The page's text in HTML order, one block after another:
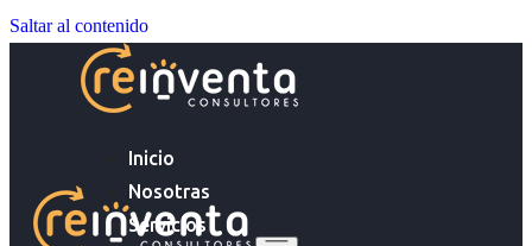
Saltar al contenido
Inicio
Nosotras
Servicios